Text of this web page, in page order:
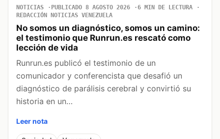
NOTICIAS PUBLICADO 8 AGOSTO 2026
6 MIN DE LECTURA
REDACCIÓN NOTICIAS VENEZUELA
No somos un diagnóstico, somos un camino:
el testimonio que Runrun.es rescató como
lección de vida
Runrun.es publicó el testimonio de un
comunicador y conferencista que desafió un
diagnóstico de parálisis cerebral y convirtió su
historia en un…
Leer nota